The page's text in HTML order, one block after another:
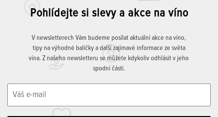
Pohlídejte si slevy a akce na víno
V newsletterech Vám budeme posílat aktuální akce na víno,
tipy na výhodné balíčky a další zajímavé informace ze světa
vína. Z našeho newsletteru se můžete kdykoliv odhlásit v jeho
spodní části.